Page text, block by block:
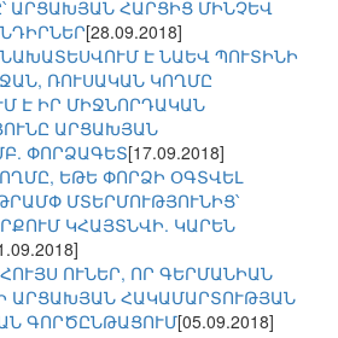
ԱՐՑԱԽՅԱՆ ՀԱՐՑԻՑ ՄԻՆՉԵՎ
[28.09.2018]
Է ՆԱԵՎ ՊՈՒՏԻՆԻ
ՌՈՒՍԱԿԱՆ ԿՈՂՄԸ
Է ԻՐ ՄԻՋՆՈՐԴԱԿԱՆ
ԱՐՑԱԽՅԱՆ
ՓՈՐՁԱԳԵՏ[17.09.2018]
ԵԹԵ ՓՈՐՁԻ ՕԳՏՎԵԼ
ՄՏԵՐՄՈՒԹՅՈՒՆԻՑ՝
ԿՀԱՅՏՆՎԻ. ԿԱՐԵՆ
ՈՒՆԵՐ, ՈՐ ԳԵՐՄԱՆԻԱՆ
ԱՐՑԱԽՅԱՆ ՀԱԿԱՄԱՐՏՈՒԹՅԱՆ
ԳՈՐԾԸՆԹԱՑՈՒՄ[05.09.2018]